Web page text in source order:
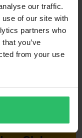
our traffic.
of our site with
partners who
you’ve
from your use
Impressum
Über 24mx.de